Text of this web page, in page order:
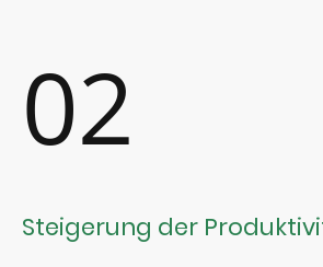
02
Steigerung der